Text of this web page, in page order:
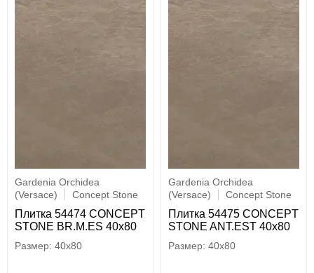
Gardenia Orchidea
(Versace)
Concept Stone
Плитка 54474 CONCEPT
STONE BR.M.ES 40x80
40x80
Gardenia Orchidea
(Versace)
Concept Stone
Плитка 54475 CONCEPT
STONE ANT.EST 40x80
40x80